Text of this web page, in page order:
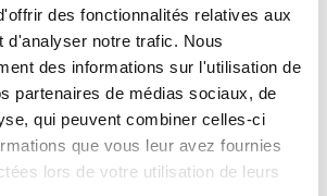
des fonctionnalités relatives aux
d'analyser notre trafic. Nous
des informations sur l'utilisation de
partenaires de médias sociaux, de
qui peuvent combiner celles-ci
que vous leur avez fournies
lors de votre utilisation de leurs